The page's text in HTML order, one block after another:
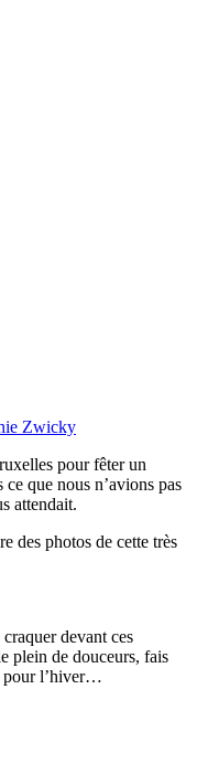
Zwicky
pour fêter un
que nous n’avions pas
attendait.
des photos de cette très
devant ces
plein de douceurs, fais
pour l’hiver…